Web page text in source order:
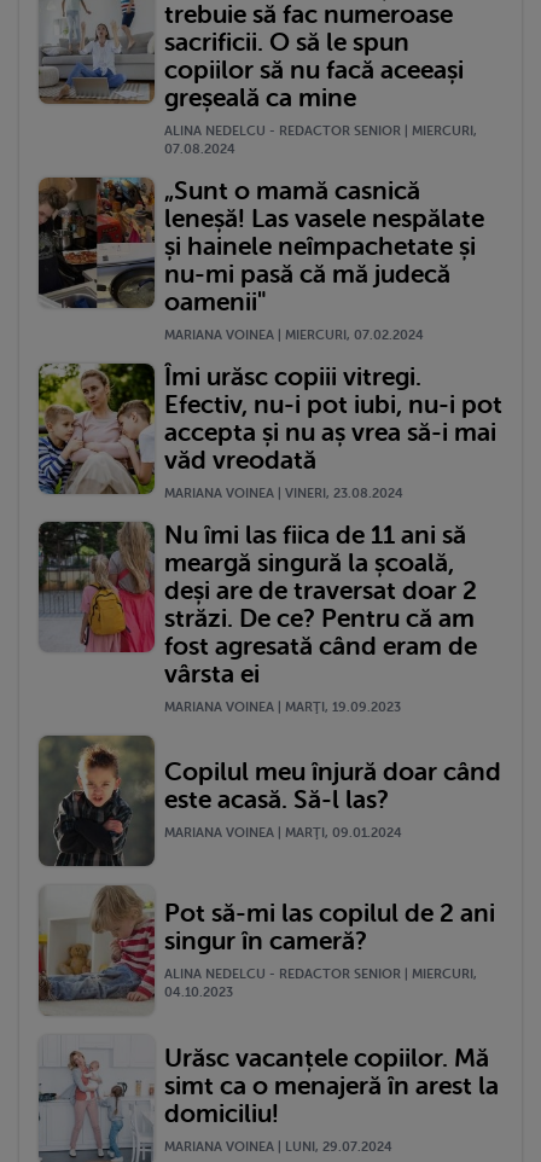
trebuie să fac numeroase
sacrificii. O să le spun
copiilor să nu facă aceeași
greșeală ca mine
ALINA NEDELCU - REDACTOR SENIOR | MIERCURI,
07.08.2024
„Sunt o mamă casnică
leneșă! Las vasele nespălate
și hainele neîmpachetate și
nu-mi pasă că mă judecă
oamenii"
MARIANA VOINEA | MIERCURI, 07.02.2024
Îmi urăsc copiii vitregi.
Efectiv, nu-i pot iubi, nu-i pot
accepta și nu aș vrea să-i mai
văd vreodată
MARIANA VOINEA | VINERI, 23.08.2024
Nu îmi las fiica de 11 ani să
meargă singură la școală,
deși are de traversat doar 2
străzi. De ce? Pentru că am
fost agresată când eram de
vârsta ei
MARIANA VOINEA | MARŢI, 19.09.2023
Copilul meu înjură doar când
este acasă. Să-l las?
MARIANA VOINEA | MARŢI, 09.01.2024
Pot să-mi las copilul de 2 ani
singur în cameră?
ALINA NEDELCU - REDACTOR SENIOR | MIERCURI,
04.10.2023
Urăsc vacanțele copiilor. Mă
simt ca o menajeră în arest la
domiciliu!
MARIANA VOINEA | LUNI, 29.07.2024